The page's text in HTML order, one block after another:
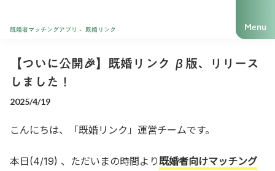
既婚者マッチングアプリ - 既婚リンク Menu
【ついに公開🎉】既婚リンク β版、リリース
しました！
2025/4/19
こんにちは、「既婚リンク」運営チームです。
本日(4/19) 、ただいまの時間より既婚者向けマッチング